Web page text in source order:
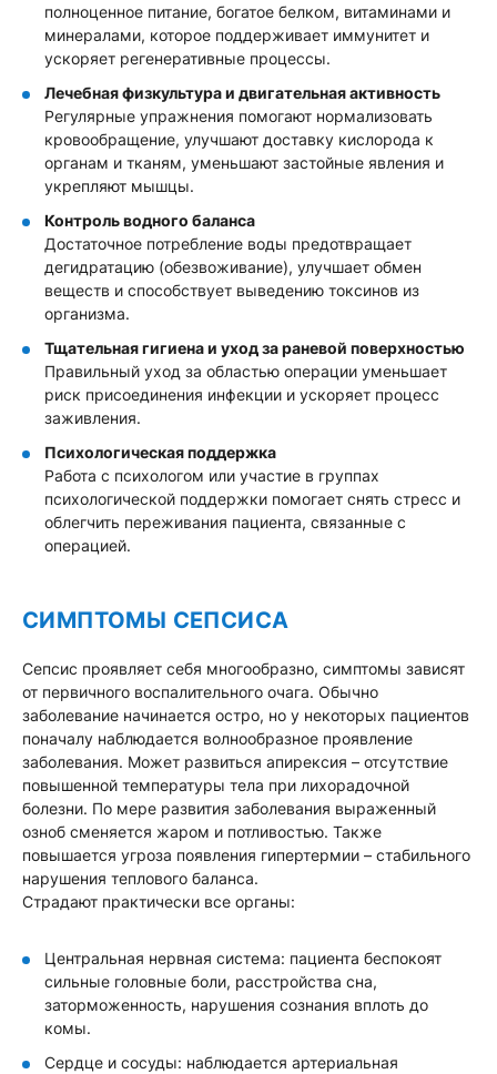
полноценное питание, богатое белком, витаминами и
минералами, которое поддерживает иммунитет и
ускоряет регенеративные процессы.
Лечебная физкультура и двигательная активность
Регулярные упражнения помогают нормализовать
кровообращение, улучшают доставку кислорода к
органам и тканям, уменьшают застойные явления и
укрепляют мышцы.
Контроль водного баланса
Достаточное потребление воды предотвращает
дегидратацию (обезвоживание), улучшает обмен
веществ и способствует выведению токсинов из
организма.
Тщательная гигиена и уход за раневой поверхностью
Правильный уход за областью операции уменьшает
риск присоединения инфекции и ускоряет процесс
заживления.
Психологическая поддержка
Работа с психологом или участие в группах
психологической поддержки помогает снять стресс и
облегчить переживания пациента, связанные с
операцией.
СИМПТОМЫ СЕПСИСА
Сепсис проявляет себя многообразно, симптомы зависят
от первичного воспалительного очага. Обычно
заболевание начинается остро, но у некоторых пациентов
поначалу наблюдается волнообразное проявление
заболевания. Может развиться апирексия – отсутствие
повышенной температуры тела при лихорадочной
болезни. По мере развития заболевания выраженный
озноб сменяется жаром и потливостью. Также
повышается угроза появления гипертермии – стабильного
нарушения теплового баланса.
Страдают практически все органы:
Центральная нервная система: пациента беспокоят
сильные головные боли, расстройства сна,
заторможенность, нарушения сознания вплоть до
комы.
Сердце и сосуды: наблюдается артериальная